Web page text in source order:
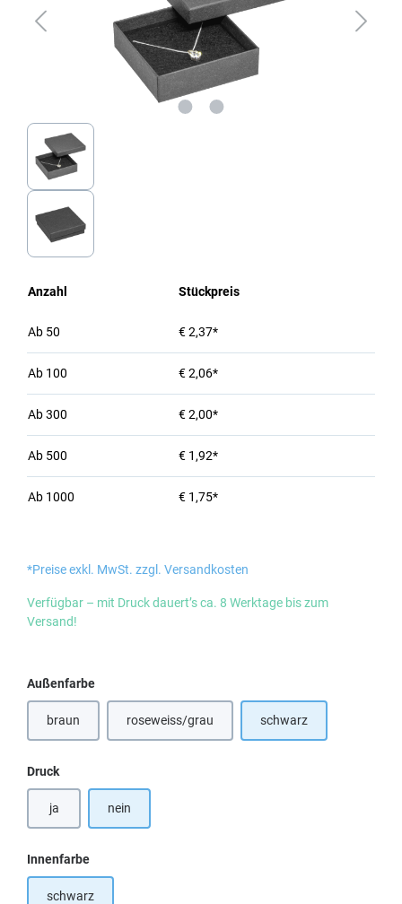
Anzahl Stückpreis
Ab 50 € 2,37*
Ab 100 € 2,06*
Ab300 € 2,00*
Ab 500 € 1,92*
Ab 1000 € 1,75*
*Preise exkl. MwSt. zzgl. Versandkosten
Verfügbar – mit Druck dauert’s ca. 8 Werktage bis zum
Versand!
Außenfarbeauswählen
braun roseweiss/grau schwarz
Druckauswählen
ja nein
Innenfarbeauswählen
schwarz